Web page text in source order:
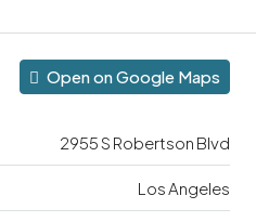
Open on Google Maps
2955 S Robertson Blvd
Los Angeles